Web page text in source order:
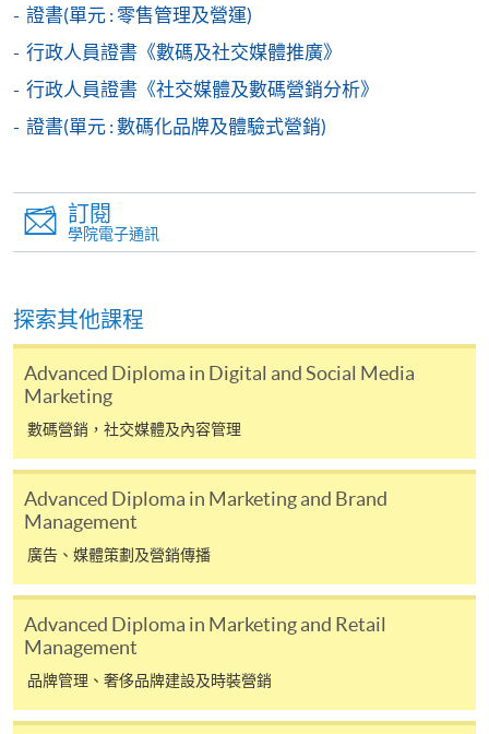
學費
$4,500
查詢號碼
2867-8499
Public Relations and Event Marketing (Module
from Professional Diploma in Social Media and
學費
$4,500
查詢號碼
2867-8499
Professional Diploma in Social Media and
Digital Marketing)
課程編號
33Z154920
學費
$4,500
查詢號碼
2867-8499
Content Marketing and Digital Video
Production (Module from Professional
Diploma in Social Media and Digital
Marketing)
查詢號碼
2867-8499
本課程若干單元已加入持續進修基金可獲發還款項課程名單
證書(單元 : 零售管理及營運)
行政人員證書《數碼及社交媒體推廣》
行政人員證書《社交媒體及數碼營銷分析》
證書(單元 : 數碼化品牌及體驗式營銷)
訂閱
學院電子通訊
探索其他課程
Advanced Diploma in Digital and Social Media
Marketing
數碼營銷，社交媒體及內容管理
Advanced Diploma in Marketing and Brand
Management
廣告、媒體策劃及營銷傳播
Advanced Diploma in Marketing and Retail
Management
品牌管理、奢侈品牌建設及時裝營銷